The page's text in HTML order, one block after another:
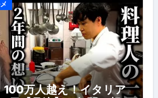
100万人越え！イタリア